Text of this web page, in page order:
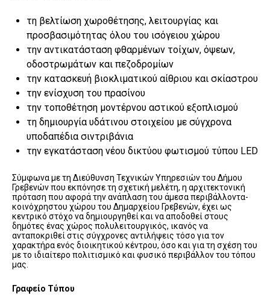
τη βελτίωση χωροθέτησης, λειτουργίας και
προσβασιμότητας όλου του ισόγειου χώρου
την αντικατάσταση φθαρμένων τοίχων, όψεων,
οδοστρωμάτων και πεζοδρομίων
την κατασκευή βιοκλιματικού αίθριου και σκίαστρου
την ενίσχυση του πρασίνου
την τοποθέτηση μοντέρνου αστικού εξοπλισμού
τη δημιουργία υδάτινου στοιχείου με σύγχρονα
υποδαπέδια σιντριβάνια
την εγκατάσταση νέου δικτύου φωτισμού τύπου LED
Σύμφωνα με τη Διεύθυνση Τεχνικών Υπηρεσιών του Δήμου
Γρεβενών που εκπόνησε τη σχετική μελέτη, η αρχιτεκτονική
πρόταση που αφορά την ανάπλαση του άμεσα περιβάλλοντα-
κοινόχρηστου χώρου του Δημαρχείου Γρεβενών, έχει ως
κεντρικό στόχο να δημιουργηθεί και να αποδοθεί στους
δημότες ένας χώρος πολυλειτουργικός, ικανός να
ανταποκριθεί στις σύγχρονες αντιλήψεις τόσο για τον
χαρακτήρα ενός διοικητικού κέντρου, όσο και για τη σχέση του
με το ιδιαίτερο πολιτισμικό και φυσικό περιβάλλον του τόπου
μας.
Γραφείο Τύπου